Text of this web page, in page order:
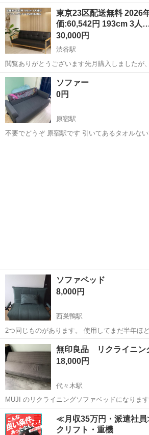
ー） 楽天市場にて購入¥22,990 引っ越しのため9/30まで出品します。
使用期間は7ヶ月ほど、喫煙者はいません、ペッ
ん！ ※細かい事...
東京 三鷹市 三鷹台駅 ベッド
東京23区配送無料 2026
価:60,542円 193cm 3人
30,000円
渋谷駅
閲覧ありがとうございます先月購入しましたが
かった場所寸法間違ってしまい入りませんでした 【サイズ】ソファ
幅196×奥行83×高さ79cm(座面高40) ベッド時:
52cm ...
東京 渋谷区
ソファー
0円
原宿駅
不要でどうぞ 原宿駅です 引いてあるタオルな
ソファベッド
8,000円
西巣鴨駅
2つ同じものがあります。 使用してまだ半年ほどですが、引越しが決
まり不要になったため出品します。 北区滝野川(西巣鴨駅より徒歩8分
程度)の自宅に取りに来ていただける方限定です。 説明書、外箱等
く写真にある本体のみで...
東京 豊島区 西巣鴨駅 ベッド
無印良品 リクライニン
18,000円
代々木駅
MUJI のリクライニングソファベッドになりま
ました。 リクライニングをぜんぶ倒すと足付きマットレスになる商品
です。 別売りの足はブラウンで20cm。 代々木
取りに来ていただ...
東京 渋谷区 代々木駅 ベッド
≪月収35万円・派遣社
クリフト・重機